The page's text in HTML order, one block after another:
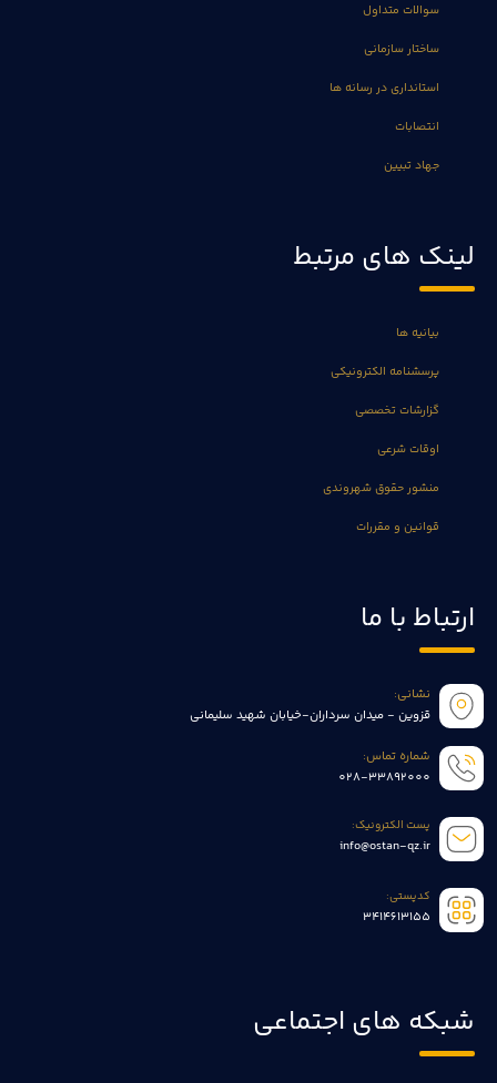
سوالات متداول
ساختار سازمانی
استانداری در رسانه ها
انتصابات
جهاد تبیین
لینک های مرتبط
بیانیه ها
پرسشنامه الکترونیکی
گزارشات تخصصی
اوقات شرعی
منشور حقوق شهروندی
قوانین و مقررات
ارتباط با ما
نشانی:
قزوین - میدان سرداران-خیابان شهید سلیمانی
شماره تماس:
028-33892000
پست الکترونیک:
info@ostan-qz.ir
کدپستی:
3414613155
شبکه های اجتماعی